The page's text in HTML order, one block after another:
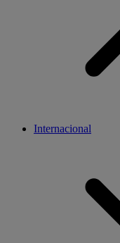
Internacional